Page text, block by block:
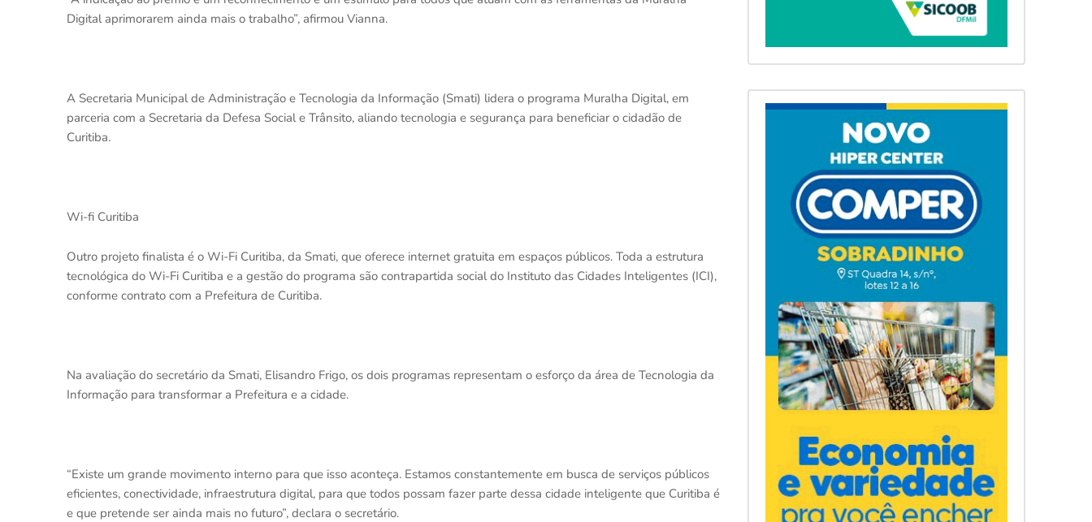
Digital aprimorarem ainda mais o trabalho”, afirmou Vianna.
A Secretaria Municipal de Administração e Tecnologia da Informação (Smati) lidera o programa Muralha Digital, em
parceria com a Secretaria da Defesa Social e Trânsito, aliando tecnologia e segurança para beneficiar o cidadão de
Curitiba.
Wi-fi Curitiba
Outro projeto finalista é o Wi-Fi Curitiba, da Smati, que oferece internet gratuita em espaços públicos. Toda a estrutura
tecnológica do Wi-Fi Curitiba e a gestão do programa são contrapartida social do Instituto das Cidades Inteligentes (ICI),
conforme contrato com a Prefeitura de Curitiba.
Na avaliação do secretário da Smati, Elisandro Frigo, os dois programas representam o esforço da área de Tecnologia da
Informação para transformar a Prefeitura e a cidade.
“Existe um grande movimento interno para que isso aconteça. Estamos constantemente em busca de serviços públicos
eficientes, conectividade, infraestrutura digital, para que todos possam fazer parte dessa cidade inteligente que Curitiba é
e que pretende ser ainda mais no futuro”, declara o secretário.